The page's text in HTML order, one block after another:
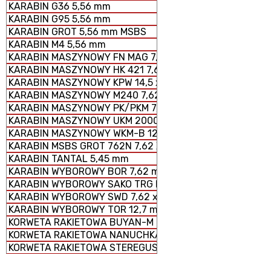
KARABIN G36 5,56 mm
KARABIN G95 5,56 mm
KARABIN GROT 5,56 mm MSBS
KARABIN M4 5,56 mm
KARABIN MASZYNOWY FN MAG 7,62 × 51 mm
KARABIN MASZYNOWY HK 421 7,62 x 51 mm
KARABIN MASZYNOWY KPW 14,5 x 114 mm
KARABIN MASZYNOWY M240 7,62 × 51 mm
KARABIN MASZYNOWY PK/PKM 7,62 x 54 mm
KARABIN MASZYNOWY UKM 2000 P 7,62 x 51 mm
KARABIN MASZYNOWY WKM-B 12,7 x 99 mm
KARABIN MSBS GROT 762N 7,62 X 51 mm
KARABIN TANTAL 5,45 mm
KARABIN WYBOROWY BOR 7,62 mm
KARABIN WYBOROWY SAKO TRG M 10
KARABIN WYBOROWY SWD 7,62 x 54 mm R
KARABIN WYBOROWY TOR 12,7 mm
KORWETA RAKIETOWA BUYAN-M
KORWETA RAKIETOWA NANUCHKA III
KORWETA RAKIETOWA STEREGUSCHIY